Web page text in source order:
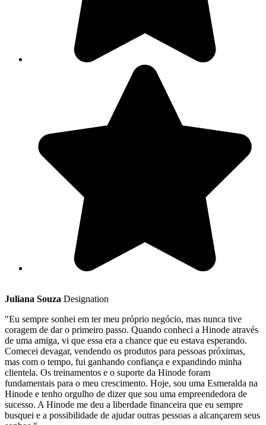
Juliana Souza Designation
"Eu sempre sonhei em ter meu próprio negócio, mas nunca tive
coragem de dar o primeiro passo. Quando conheci a Hinode através
de uma amiga, vi que essa era a chance que eu estava esperando.
Comecei devagar, vendendo os produtos para pessoas próximas,
mas com o tempo, fui ganhando confiança e expandindo minha
clientela. Os treinamentos e o suporte da Hinode foram
fundamentais para o meu crescimento. Hoje, sou uma Esmeralda na
Hinode e tenho orgulho de dizer que sou uma empreendedora de
sucesso. A Hinode me deu a liberdade financeira que eu sempre
busquei e a possibilidade de ajudar outras pessoas a alcançarem seus